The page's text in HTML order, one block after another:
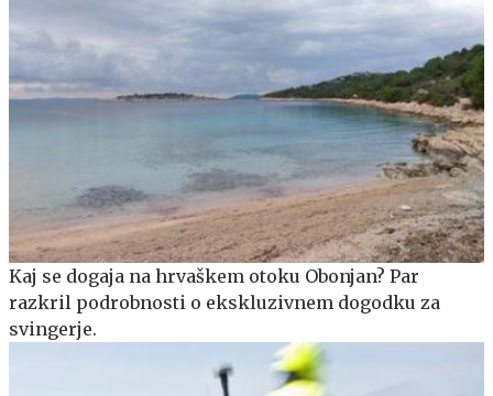
Kaj se dogaja na hrvaškem otoku Obonjan? Par
razkril podrobnosti o ekskluzivnem dogodku za
svingerje.